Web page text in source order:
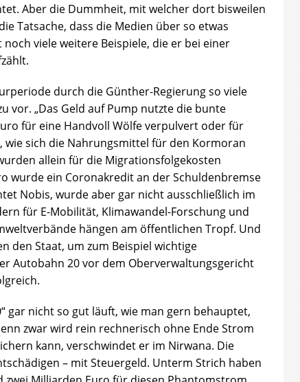
Aber die Dummheit, mit welcher dort bisweilen
Tatsache, dass die Medien über so etwas
viele weitere Beispiele, die er bei einer
durch die Günther-Regierung so viele
vor. „Das Geld auf Pump nutzte die bunte
für eine Handvoll Wölfe verpulvert oder für
sich die Nahrungsmittel für den Kormoran
allein für die Migrationsfolgekosten
wurde ein Coronakredit an der Schuldenbremse
Nobis, wurde aber gar nicht ausschließlich im
für E-Mobilität, Klimawandel-Forschung und
hängen am öffentlichen Tropf. Und
den Staat, um zum Beispiel wichtige
Autobahn 20 vor dem Oberverwaltungsgericht
gar nicht so gut läuft, wie man gern behauptet,
zwar wird rein rechnerisch ohne Ende Strom
kann, verschwindet er im Nirwana. Die
– mit Steuergeld. Unterm Strich haben